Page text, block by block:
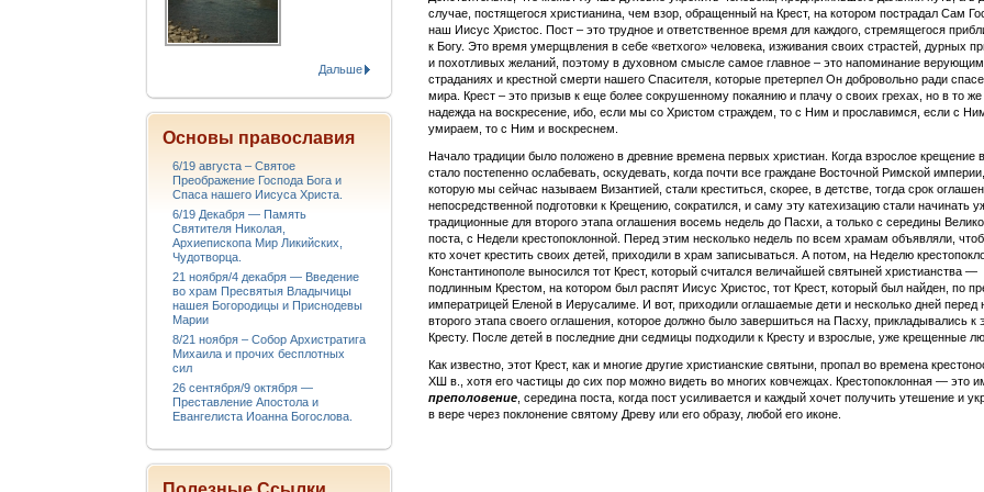
случае, постящегося христианина, чем взор, обращенный на Крест, на котором пострадал Сам
наш Иисус Христос. Пост – это трудное и ответственное время для каждого, стремящегося
к Богу. Это время умерщвления в себе «ветхого» человека, изживания своих страстей, дурных
и похотливых желаний, поэтому в духовном смысле самое главное – это напоминание
страданиях и крестной смерти нашего Спасителя, которые претерпел Он добровольно ради
мира. Крест – это призыв к еще более сокрушенному покаянию и плачу о своих грехах, но в то
надежда на воскресение, ибо, если мы со Христом страждем, то с Ним и прославимся, если с
умираем, то с Ним и воскреснем.
Начало традиции было положено в древние времена первых христиан. Когда взрослое крещение
стало постепенно ослабевать, оскудевать, когда почти все граждане Восточной Римской империи,
которую мы сейчас называем Византией, стали креститься, скорее, в детстве, тогда срок
непосредственной подготовки к Крещению, сократился, и саму эту катехизацию стали начинать
традиционные для второго этапа оглашения восемь недель до Пасхи, а только с середины
поста, с Недели крестопоклонной. Перед этим несколько недель по всем храмам объявляли,
кто хочет крестить своих детей, приходили в храм записываться. А потом, на Неделю
Константинополе выносился тот Крест, который считался величайшей святыней христианства —
подлинным Крестом, на котором был распят Иисус Христос, тот Крест, который был найден, по
императрицей Еленой в Иерусалиме. И вот, приходили оглашаемые дети и несколько дней перед
второго этапа своего оглашения, которое должно было завершиться на Пасху, прикладывались к
Кресту. После детей в последние дни седмицы подходили к Кресту и взрослые, уже крещенные
Как известно, этот Крест, как и многие другие христианские святыни, пропал во времена
ХШ в., хотя его частицы до сих пор можно видеть во многих ковчежцах. Крестопоклонная — это
преполовение, середина поста, когда пост усиливается и каждый хочет получить утешение и
в вере через поклонение святому Древу или его образу, любой его иконе.
Дальше
Основы православия
6/19 августа – Святое
Преображение Господа Бога и
Спаса нашего Иисуса Христа.
6/19 Декабря — Память
Святителя Николая,
Архиепископа Мир Ликийских,
Чудотворца.
21 ноября/4 декабря — Введение
во храм Пресвятыя Владычицы
нашея Богородицы и Приснодевы
Марии
8/21 ноября – Собор Архистратига
Михаила и прочих бесплотных
сил
26 сентября/9 октября —
Преставление Апостола и
Евангелиста Иоанна Богослова.